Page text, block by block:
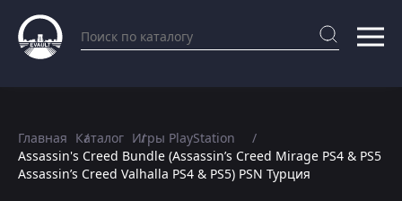
Главная Каталог Игры PlayStation
Assassin's Creed Bundle (Assassin’s Creed Mirage PS4 & PS5
Assassin’s Creed Valhalla PS4 & PS5) PSN Турция